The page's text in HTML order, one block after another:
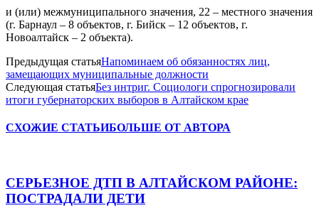
и (или) межмуниципального значения, 22 – местного значения
(г. Барнаул – 8 объектов, г. Бийск – 12 объектов, г.
Новоалтайск – 2 объекта).
Предыдущая статьяНапоминаем об обязанностях лиц,
замещающих муниципальные должности
Следующая статьяБез интриг. Социологи спрогнозировали
итоги губернаторских выборов в Алтайском крае
СХОЖИЕ СТАТЬИБОЛЬШЕ ОТ АВТОРА
СЕРЬЕЗНОЕ ДТП В АЛТАЙСКОМ РАЙОНЕ:
ПОСТРАДАЛИ ДЕТИ